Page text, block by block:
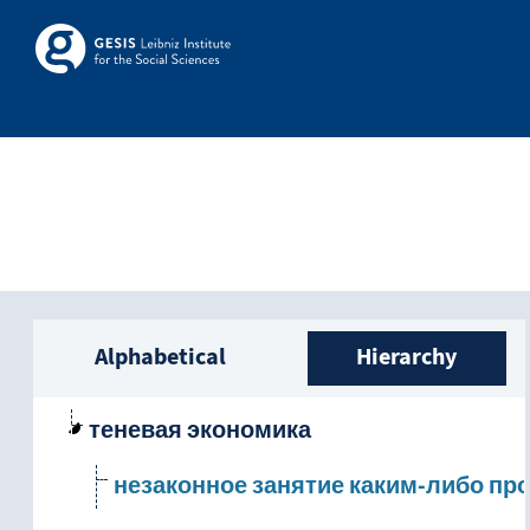
Skip to main
Skosmos
Sidebar listing: list
Alphabetical Hierarchy
теневая экономика
незаконное занятие каким-либо